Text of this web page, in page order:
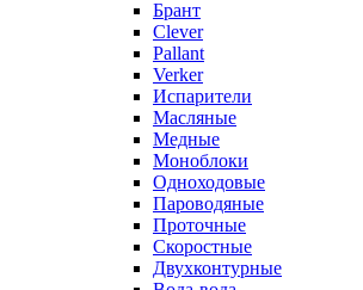
Брант
Clever
Pallant
Verker
Испарители
Масляные
Медные
Моноблоки
Одноходовые
Пароводяные
Проточные
Скоростные
Двухконтурные